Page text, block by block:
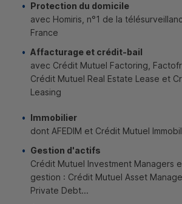
Protection du domicile
avec Homiris, n°1 de la
France
Affacturage et crédit-bail
avec Crédit Mutuel Factoring,
Crédit Mutuel Real Estate Lease et
Leasing
Immobilier
dont AFEDIM et Crédit Mutuel
Gestion d'actifs
Crédit Mutuel Investment Managers
gestion : Crédit Mutuel Asset
Private Debt...